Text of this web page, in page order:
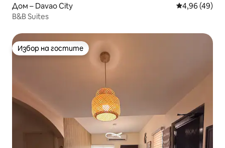
Дом – Davao City Средна
4,96 (49)
B&B Suites
Избор на гостите
Избор на гостите